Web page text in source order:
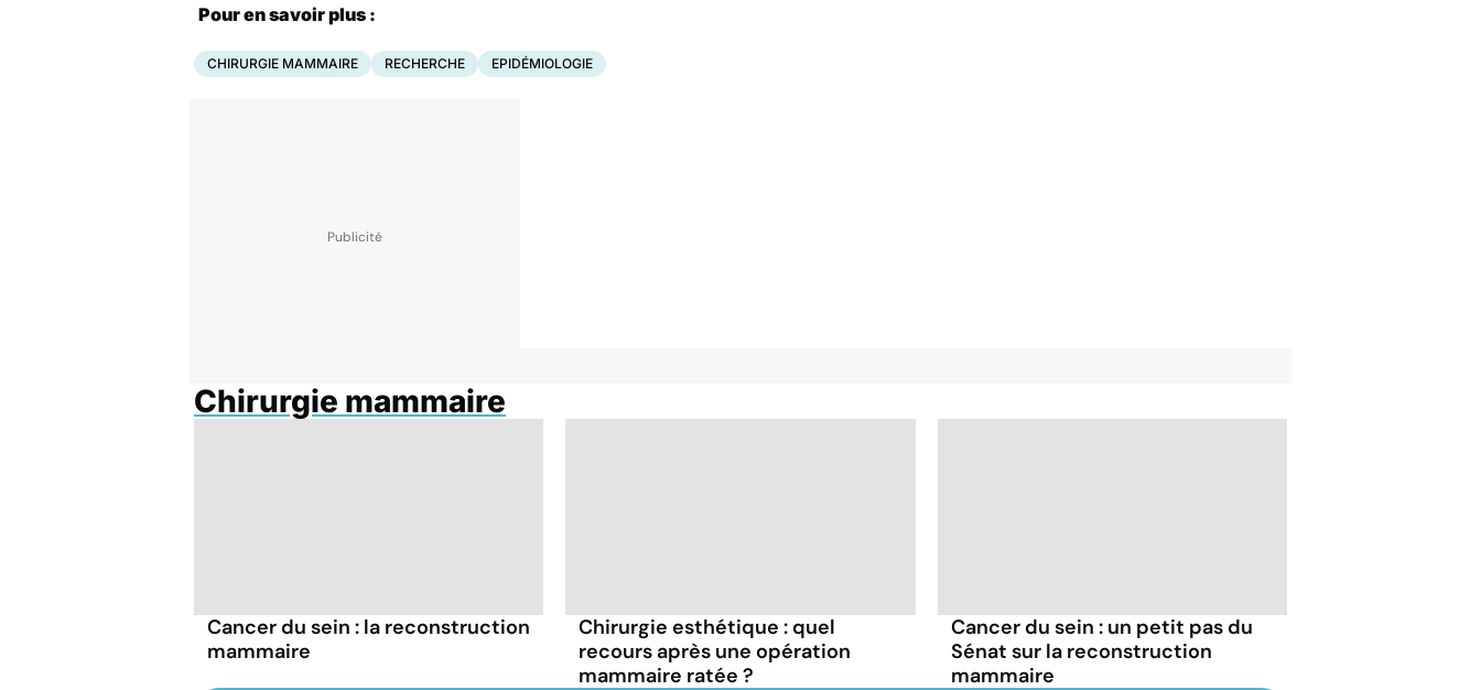
Pour en savoir plus :
CHIRURGIE MAMMAIRE RECHERCHE EPIDÉMIOLOGIE
Chirurgie mammaire
Cancer du sein : la reconstruction
mammaire
Chirurgie esthétique : quel
recours après une opération
mammaire ratée ?
Cancer du sein : un petit pas du
Sénat sur la reconstruction
mammaire